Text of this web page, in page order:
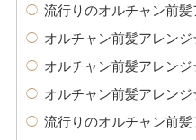
流行りのオルチャン前
オルチャン前髪アレン
オルチャン前髪アレン
オルチャン前髪アレン
流行りのオルチャン前